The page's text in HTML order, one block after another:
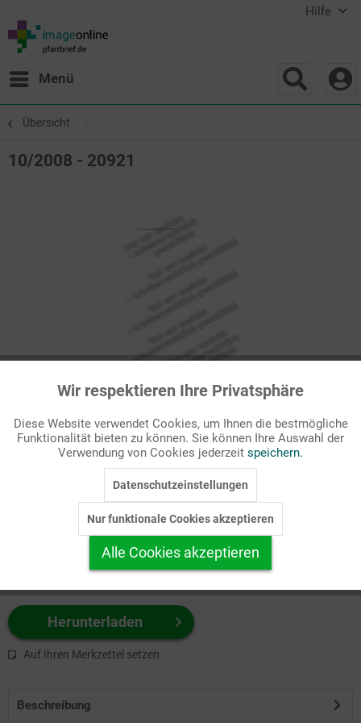
Hilfe
Menü
Übersicht
10/2008 - 20921
Passende Stichworte
Medien/Kommunikation, Pfarr-/Gemeindebrief
zuerst Ihr Produktformat aus.
z.B. Farbe-Grafik, Schwarz-Weiß-Grafik, mit/ohne Text ...
Herunterladen
Auf Ihren Merkzettel setzen
Beschreibung
Funktionale Aktiv
Marketing Inaktiv
Personalisierung Inaktiv
Service
Wir respektieren Ihre Privatsphäre
Diese Website verwendet Cookies, um Ihnen die bestmögliche
Funktionalität bieten zu können. Sie können Ihre Auswahl der
Verwendung von Cookies jederzeit speichern.
Datenschutzeinstellungen
Nur funktionale Cookies akzeptieren
Alle Cookies akzeptieren